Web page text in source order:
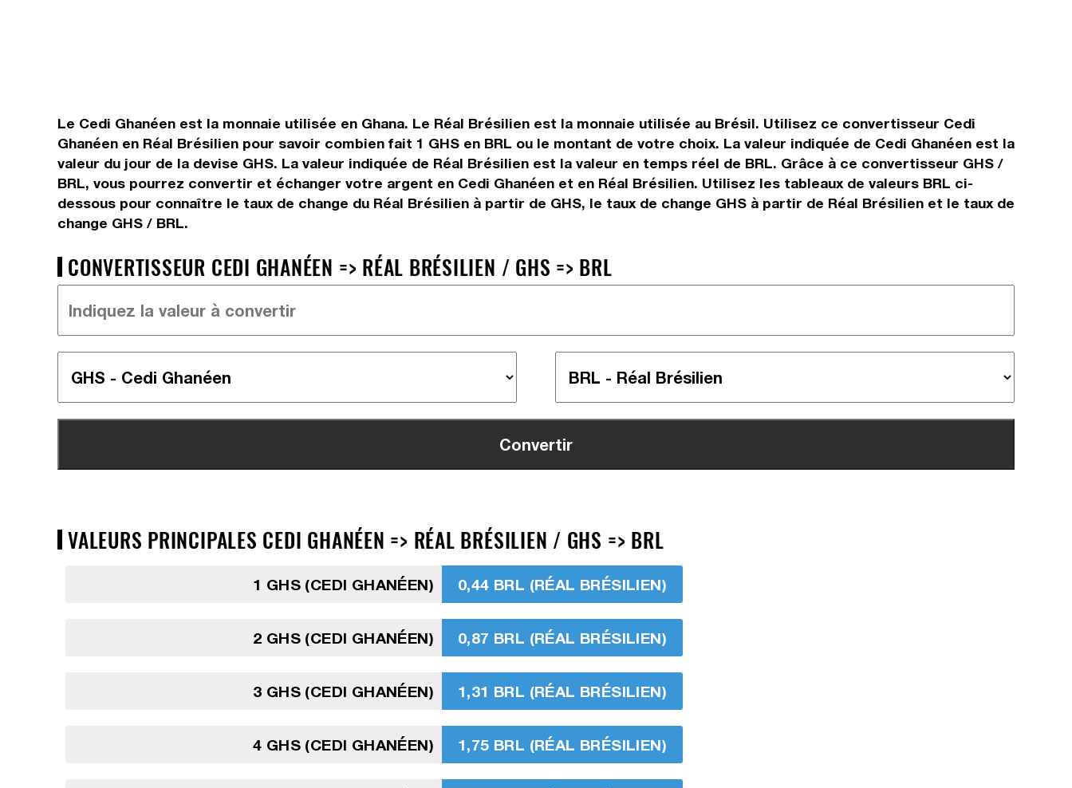
Le Cedi Ghanéen est la monnaie utilisée en Ghana. Le Réal Brésilien est la monnaie utilisée au Brésil. Utilisez ce convertisseur Cedi
Ghanéen en Réal Brésilien pour savoir combien fait 1 GHS en BRL ou le montant de votre choix. La valeur indiquée de Cedi Ghanéen est la
valeur du jour de la devise GHS. La valeur indiquée de Réal Brésilien est la valeur en temps réel de BRL. Grâce à ce convertisseur GHS /
BRL, vous pourrez convertir et échanger votre argent en Cedi Ghanéen et en Réal Brésilien. Utilisez les tableaux de valeurs BRL ci-
dessous pour connaître le taux de change du Réal Brésilien à partir de GHS, le taux de change GHS à partir de Réal Brésilien et le taux de
change GHS / BRL.
CONVERTISSEUR CEDI GHANÉEN => RÉAL BRÉSILIEN / GHS => BRL
VALEURS PRINCIPALES CEDI GHANÉEN => RÉAL BRÉSILIEN / GHS => BRL
1 GHS (CEDI GHANÉEN) 0,44 BRL (RÉAL BRÉSILIEN)
2 GHS (CEDI GHANÉEN) 0,87 BRL (RÉAL BRÉSILIEN)
3 GHS (CEDI GHANÉEN) 1,31 BRL (RÉAL BRÉSILIEN)
4 GHS (CEDI GHANÉEN) 1,75 BRL (RÉAL BRÉSILIEN)